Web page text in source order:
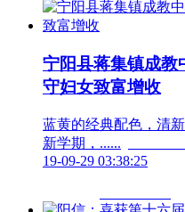
宁阳县蒋集镇成教
守妇女致富增收
蓝黄的经典配色，清
19-09-29 03:38:25